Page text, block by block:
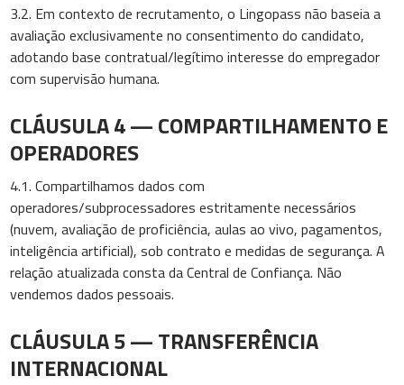
3.2. Em contexto de recrutamento, o Lingopass não baseia a
avaliação exclusivamente no consentimento do candidato,
adotando base contratual/legítimo interesse do empregador
com supervisão humana.
CLÁUSULA 4 — COMPARTILHAMENTO E
OPERADORES
4.1. Compartilhamos dados com
operadores/subprocessadores estritamente necessários
(nuvem, avaliação de proficiência, aulas ao vivo, pagamentos,
inteligência artificial), sob contrato e medidas de segurança. A
relação atualizada consta da Central de Confiança. Não
vendemos dados pessoais.
CLÁUSULA 5 — TRANSFERÊNCIA
INTERNACIONAL